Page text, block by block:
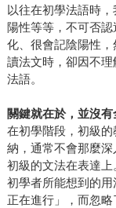
以往在初學法語時
陽性等等，不可否
化、很會記陰陽性
讀法文時，卻因不
法語。
關鍵就在於，並沒
在初學階段，初級
納，通常不會那麼
初級的文法在表達上
初學者所能想到的
正在進行」，而忽略